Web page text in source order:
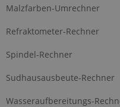
Malzfarben-Umrechner
Refraktometer-Rechner
Spindel-Rechner
Sudhausausbeute-Rechner
Wasseraufbereitungs-